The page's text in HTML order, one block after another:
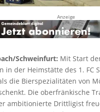
Anzeige
Schweinfurt: Mit Start
in der Heimstätte des 1. FC
die Bierspezialitäten von
Die oberfränkische
ambitionierte Drittligist